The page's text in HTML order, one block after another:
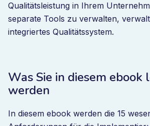
Qualitätsleistung in Ihrem
separate Tools zu verwalten,
integriertes Qualitätssystem.
Was Sie in diesem ebook
werden
In diesem ebook werden die 15